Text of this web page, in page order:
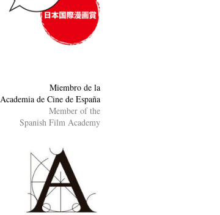
Miembro de la
Academia de Cine de España
Member of the
Spanish Film Academy